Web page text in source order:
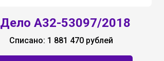
Списано: 1 881 470 рублей
Дело А32-53097/2018